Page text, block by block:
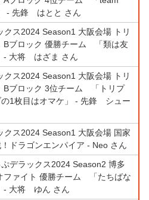
- 先鋒 はとと さん
クス2024 Season1 大阪会場 トリ
Bブロック 優勝チーム 「類は友
- 大将 はざま さん
クス2024 Season1 大阪会場 トリ
Bブロック 3位チーム 「トリプ
の1枚目はオマケ」 - 先鋒 シュー
クス2024 Season1 大阪会場 国家
ドラゴンエンパイア - Neo さん
デラックス2024 Season2 博多
ファイト 優勝チーム 「たちばな
- 大将 ゆん さん